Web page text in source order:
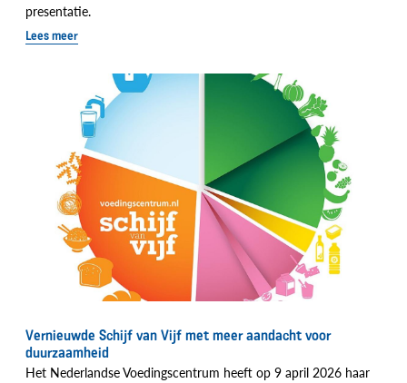
presentatie.
Lees meer
Vernieuwde Schijf van Vijf met meer aandacht voor
duurzaamheid
Het Nederlandse Voedingscentrum heeft op 9 april 2026 haar